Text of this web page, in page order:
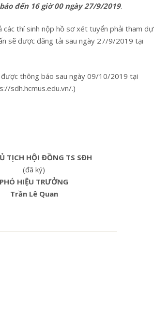
đến 16 giờ 00 ngày 27/9/2019.
các thí sinh nộp hồ sơ xét tuyển phải tham dự
sẽ được đăng tải sau ngày 27/9/2019 tại
được thông báo sau ngày 09/10/2019 tại
sdh.hcmus.edu.vn/.)
TỊCH HỘI ĐỒNG TS SĐH
(đã ký)
PHÓ HIỆU TRƯỞNG
Trần Lê Quan